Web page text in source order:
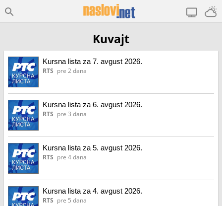
Kuvajt
Kursna lista za 7. avgust 2026.
RTS pre 2 dana
Kursna lista za 6. avgust 2026.
RTS pre 3 dana
Kursna lista za 5. avgust 2026.
RTS pre 4 dana
Kursna lista za 4. avgust 2026.
RTS pre 5 dana